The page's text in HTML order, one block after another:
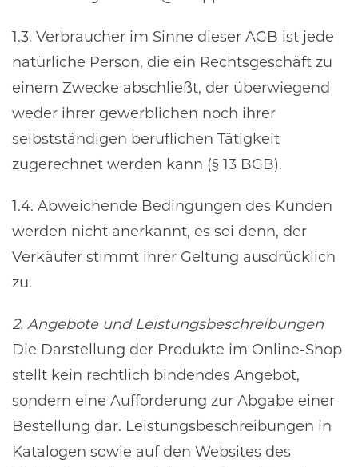
1.3. Verbraucher im Sinne dieser AGB ist jede
natürliche Person, die ein Rechtsgeschäft zu
einem Zwecke abschließt, der überwiegend
weder ihrer gewerblichen noch ihrer
selbstständigen beruflichen Tätigkeit
zugerechnet werden kann (§ 13 BGB).
1.4. Abweichende Bedingungen des Kunden
werden nicht anerkannt, es sei denn, der
Verkäufer stimmt ihrer Geltung ausdrücklich
zu.
2. Angebote und Leistungsbeschreibungen
Die Darstellung der Produkte im Online-Shop
stellt kein rechtlich bindendes Angebot,
sondern eine Aufforderung zur Abgabe einer
Bestellung dar. Leistungsbeschreibungen in
Katalogen sowie auf den Websites des